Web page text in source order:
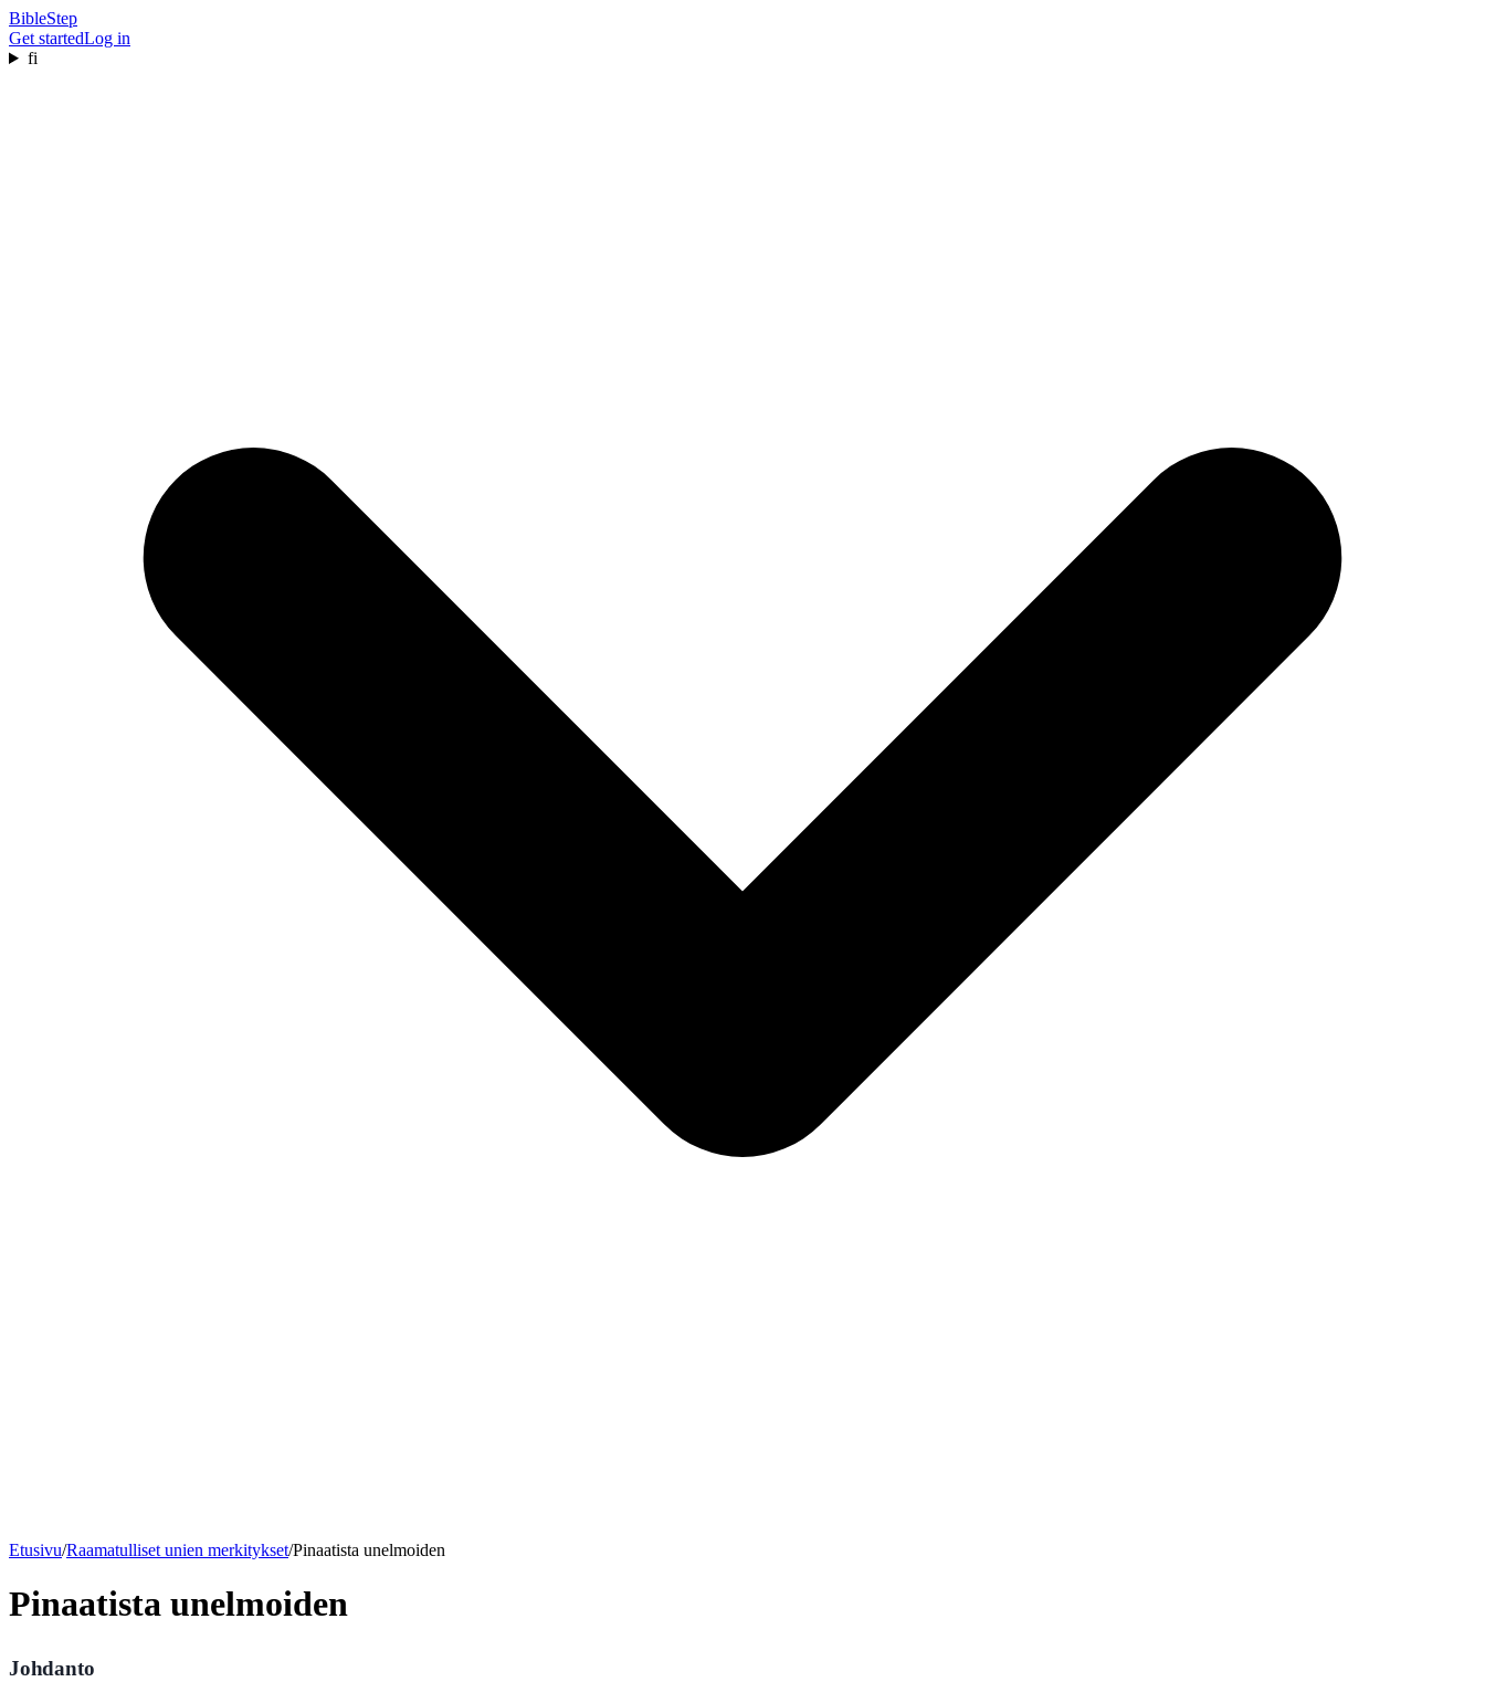
BibleStep
Get startedLog in
fi
Etusivu/Raamatulliset unien merkitykset/Pinaatista unelmoiden
Pinaatista unelmoiden
Johdanto